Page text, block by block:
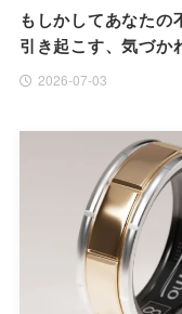
もしかしてあなた
引き起こす、気づか
2026-07-03